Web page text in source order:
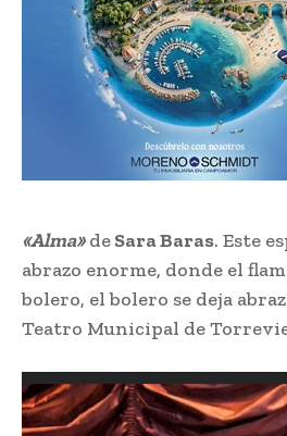
«Alma»deSara Baras. Este
abrazo enorme, donde el
bolero, el bolero se deja
Teatro Municipal de